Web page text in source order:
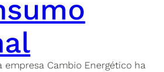
empresa Cambio Energético ha